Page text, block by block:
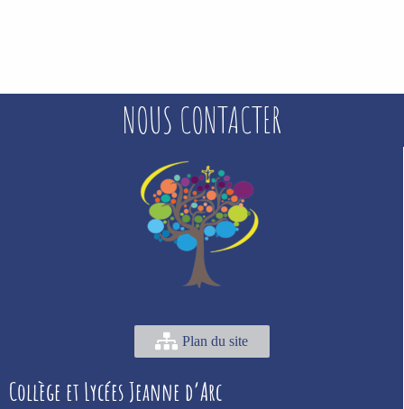
NOUS CONTACTER
Plan du site
Collège et Lycées Jeanne d’Arc